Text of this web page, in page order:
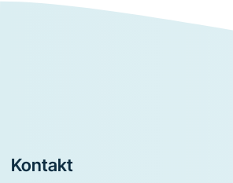
Footer
Kontakt